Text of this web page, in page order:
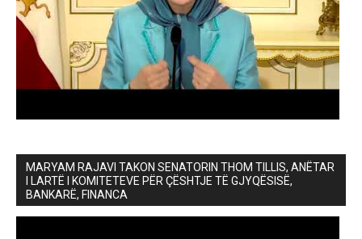
MARYAM RAJAVI TAKON SENATORIN THOM TILLIS, ANËTAR
I LARTË I KOMITETEVE PËR ÇËSHTJE TË GJYQËSISË,
BANKARË, FINANCA